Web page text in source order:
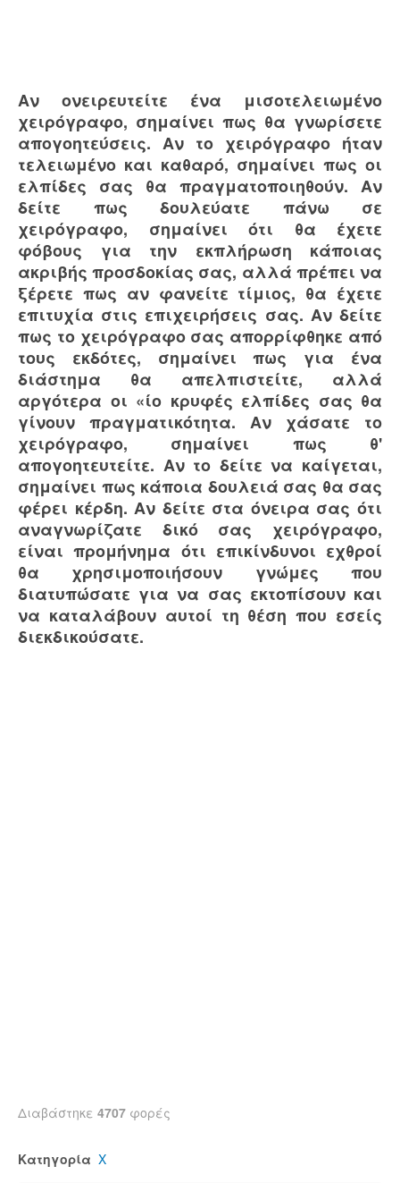
Αν ονειρευτείτε ένα μισοτελειωμένο
χειρόγραφο, σημαίνει πως θα γνωρίσετε
απογοητεύσεις. Αν το χειρόγραφο ήταν
τελειωμένο και καθαρό, σημαίνει πως οι
ελπίδες σας θα πραγματοποιηθούν. Αν
δείτε πως δουλεύατε πάνω σε
χειρόγραφο, σημαίνει ότι θα έχετε
φόβους για την εκπλήρωση κάποιας
ακριβής προσδοκίας σας, αλλά πρέπει να
ξέρετε πως αν φανείτε τίμιος, θα έχετε
επιτυχία στις επιχειρήσεις σας. Αν δείτε
πως το χειρόγραφο σας απορρίφθηκε από
τους εκδότες, σημαίνει πως για ένα
διάστημα θα απελπιστείτε, αλλά
αργότερα οι «ίο κρυφές ελπίδες σας θα
γίνουν πραγματικότητα. Αν χάσατε το
χειρόγραφο, σημαίνει πως θ'
απογοητευτείτε. Αν το δείτε να καίγεται,
σημαίνει πως κάποια δουλειά σας θα σας
φέρει κέρδη. Αν δείτε στα όνειρα σας ότι
αναγνωρίζατε δικό σας χειρόγραφο,
είναι προμήνημα ότι επικίνδυνοι εχθροί
θα χρησιμοποιήσουν γνώμες που
διατυπώσατε για να σας εκτοπίσουν και
να καταλάβουν αυτοί τη θέση που εσείς
διεκδικούσατε.
Διαβάστηκε 4707 φορές
Κατηγορία Χ